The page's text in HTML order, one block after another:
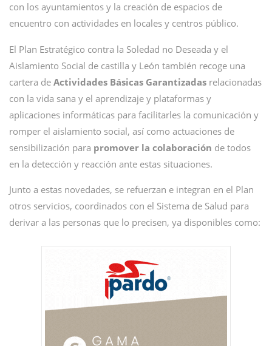
con los ayuntamientos y la creación de espacios de
encuentro con actividades en locales y centros público.
El Plan Estratégico contra la Soledad no Deseada y el
Aislamiento Social de castilla y León también recoge una
cartera de Actividades Básicas Garantizadas relacionadas
con la vida sana y el aprendizaje y plataformas y
aplicaciones informáticas para facilitarles la comunicación y
romper el aislamiento social, así como actuaciones de
sensibilización para promover la colaboración de todos
en la detección y reacción ante estas situaciones.
Junto a estas novedades, se refuerzan e integran en el Plan
otros servicios, coordinados con el Sistema de Salud para
derivar a las personas que lo precisen, ya disponibles como: